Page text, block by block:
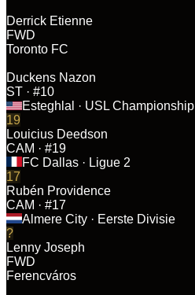
Derrick Etienne
FWD
Toronto FC
Duckens Nazon
ST · #10
Esteghlal
· USL Championship
19
Louicius Deedson
CAM · #19
FC Dallas · Ligue 2
17
Rubén Providence
CAM · #17
Almere City · Eerste Divisie
?
Lenny Joseph
FWD
Ferencváros